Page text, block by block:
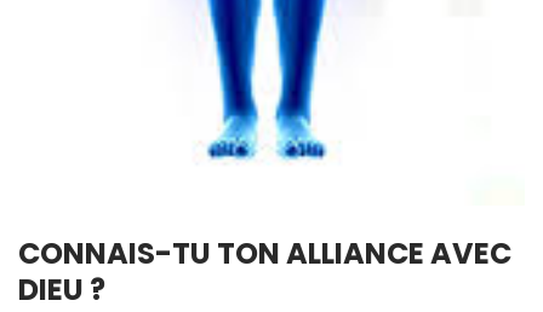
CONNAIS-TU TON ALLIANCE AVEC
DIEU ?